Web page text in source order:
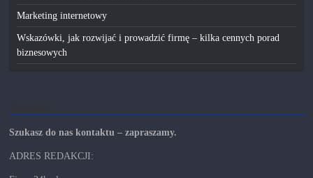
Marketing internetowy
Wskazówki, jak rozwijać i prowadzić firmę – kilka cennych porad
biznesowych
Szukasz do nas kontaktu – zapraszamy.
ADRES REDAKCJI: